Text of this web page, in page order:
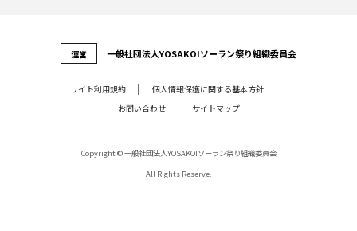
運営 ⼀般社団法⼈YOSAKOIソーラン祭り組織委員会
サイト利⽤規約
個⼈情報保護に関する基本⽅針
お問い合わせ
サイトマップ
Copyright © 一般社団法人YOSAKOIソーラン祭り組織委員会
All Rights Reserve.